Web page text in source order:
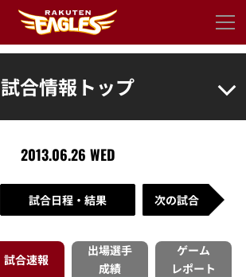
試合情報トップ
2013.06.26 WED
試合日程・結果 次の試合
試合速報
出場選手
成績
ゲーム
レポート